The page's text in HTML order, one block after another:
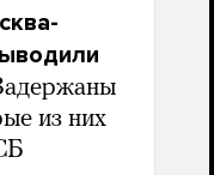
из них